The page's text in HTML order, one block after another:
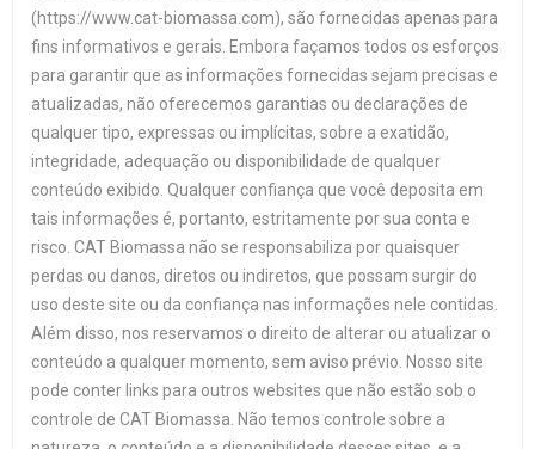
(https://www.cat-biomassa.com), são fornecidas apenas para
fins informativos e gerais. Embora façamos todos os esforços
para garantir que as informações fornecidas sejam precisas e
atualizadas, não oferecemos garantias ou declarações de
qualquer tipo, expressas ou implícitas, sobre a exatidão,
integridade, adequação ou disponibilidade de qualquer
conteúdo exibido. Qualquer confiança que você deposita em
tais informações é, portanto, estritamente por sua conta e
risco. CAT Biomassa não se responsabiliza por quaisquer
perdas ou danos, diretos ou indiretos, que possam surgir do
uso deste site ou da confiança nas informações nele contidas.
Além disso, nos reservamos o direito de alterar ou atualizar o
conteúdo a qualquer momento, sem aviso prévio. Nosso site
pode conter links para outros websites que não estão sob o
controle de CAT Biomassa. Não temos controle sobre a